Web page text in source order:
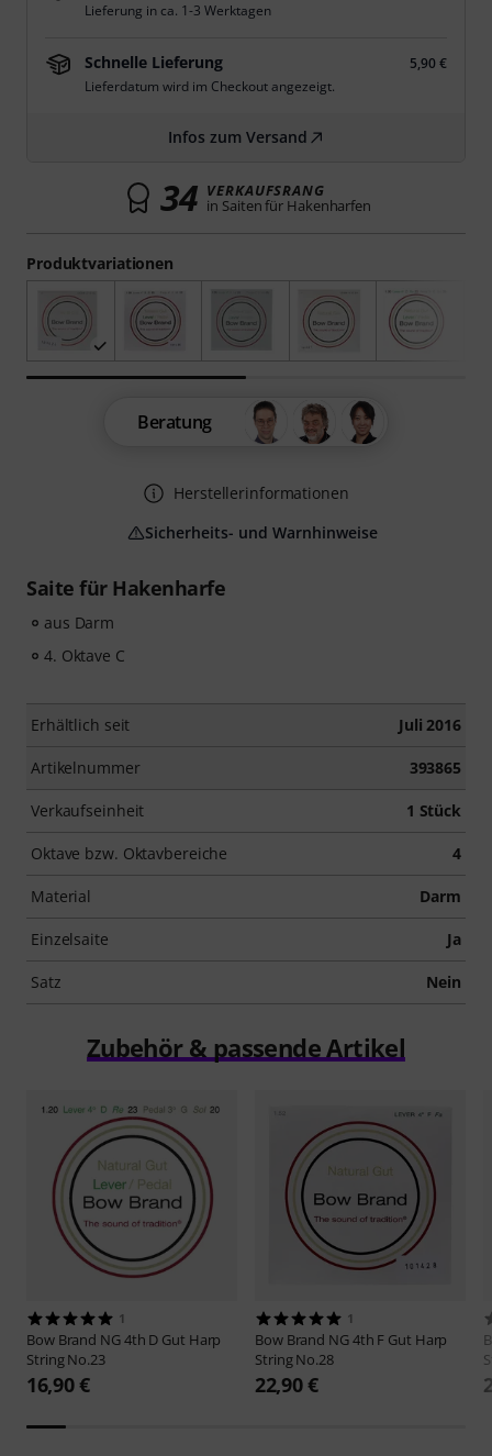
Saite für Hakenharfe
aus Darm
4. Oktave C
Erhältlich seit Juli 2016
Artikelnummer 393865
Verkaufseinheit 1 Stück
Oktave bzw. Oktavbereiche 4
Material Darm
Einzelsaite Ja
Satz Nein
Produktvariationen
Lieferung in ca. 1-3 Werktagen
Schnelle Lieferung
5,90 €
Lieferdatum wird im Checkout angezeigt.
Infos zum Versand
34 VERKAUFSRANG
in Saiten für Hakenharfen
Beratung
Herstellerinformationen
Sicherheits- und Warnhinweise
Zubehör & passende Artikel
1
Bow Brand NG 4th D Gut Harp
String No.23
16,90 €
1
Bow Brand NG 4th F Gut Harp
String No.28
22,90 €